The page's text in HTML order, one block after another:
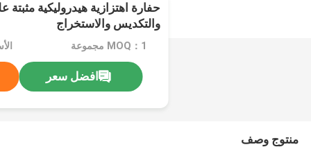
حفارة اهتزازية هيدروليكية
والتكديس والاستخراج
MOQ：1 مجموعة
افضل سعر
منتوج وصف